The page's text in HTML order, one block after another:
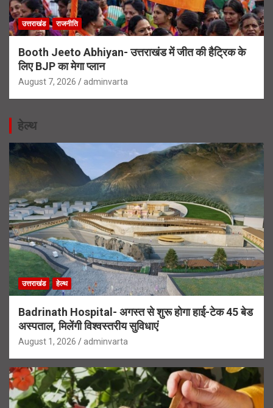
उत्तराखंड राजनीति
Booth Jeeto Abhiyan- उत्तराखंड में जीत की हैट्रिक के
लिए BJP का मेगा प्लान
August 7, 2026 adminvarta
हेल्थ
उत्तराखंड हेल्थ
Badrinath Hospital- अगस्त से शुरू होगा हाई-टेक 45 बेड
अस्पताल, मिलेंगी विश्वस्तरीय सुविधाएं
August 1, 2026 adminvarta